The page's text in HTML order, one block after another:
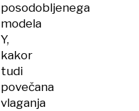
posodobljenega
modela
Y,
kakor
tudi
povečana
vlaganja